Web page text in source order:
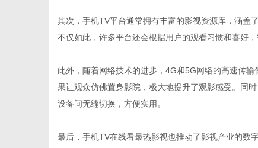
其次，手机TV平台通常拥有丰富的影视资源库，涵盖
不仅如此，许多平台还会根据用户的观看习惯和喜好
此外，随着网络技术的进步，4G和5G网络的高速传
果让观众仿佛置身影院，极大地提升了观影感受。同
设备间无缝切换，方便实用。
最后，手机TV在线看最热影视也推动了影视产业的数